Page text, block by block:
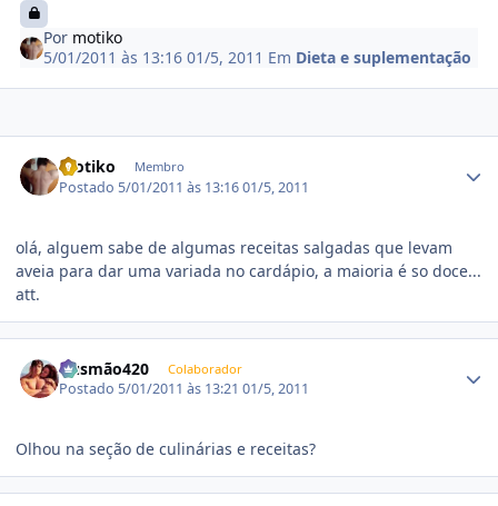
Por motiko
5/01/2011 às 13:1601/5, 2011 Em Dieta e suplementação
motiko Membro
Postado 5/01/2011 às 13:1601/5, 2011
olá, alguem sabe de algumas receitas salgadas que levam
aveia para dar uma variada no cardápio, a maioria é so doce...
att.
Gusmão420 Colaborador
Postado 5/01/2011 às 13:2101/5, 2011
Olhou na seção de culinárias e receitas?